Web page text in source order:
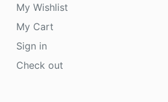
My Wishlist
My Cart
Sign in
Check out